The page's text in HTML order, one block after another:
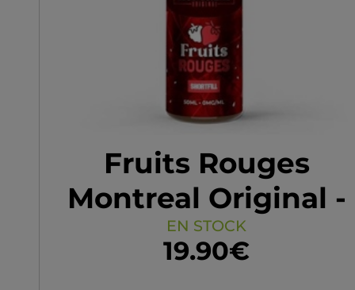
Fruits Rouges
Montreal Original -
Arôme Boosté
EN STOCK
19.90€